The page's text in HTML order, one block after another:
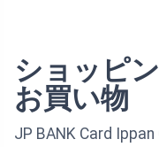
ショッピ
お買い物
JP BANK Card